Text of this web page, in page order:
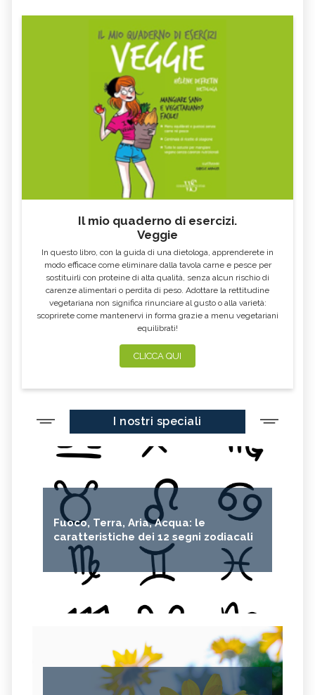
Il mio quaderno di esercizi.
Veggie
In questo libro, con la guida di una dietologa, apprenderete in
modo efficace come eliminare dalla tavola carne e pesce per
sostituirli con proteine di alta qualità, senza alcun rischio di
carenze alimentari o perdita di peso. Adottare la rettitudine
vegetariana non significa rinunciare al gusto o alla varietà:
scoprirete come mantenervi in forma grazie a menu vegetariani
equilibrati!
CLICCA QUI
I nostri speciali
Fuoco, Terra, Aria, Acqua: le
caratteristiche dei 12 segni zodiacali